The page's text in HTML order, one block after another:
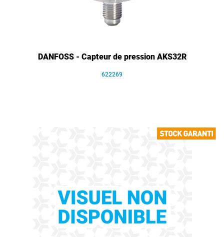
DANFOSS - Capteur de pression AKS32R
622269